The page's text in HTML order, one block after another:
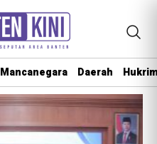
Mancanegara Daerah